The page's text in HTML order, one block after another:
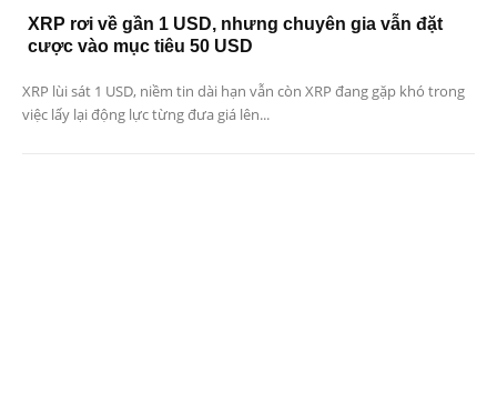
XRP rơi về gần 1 USD, nhưng chuyên gia vẫn đặt
cược vào mục tiêu 50 USD
XRP lùi sát 1 USD, niềm tin dài hạn vẫn còn XRP đang gặp khó trong
việc lấy lại động lực từng đưa giá lên...